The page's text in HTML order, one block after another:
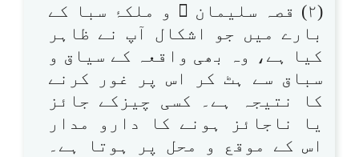
(۲) قصہ سلیمان ؑ و ملکۂ سبا کے
بارے میں جو اشکال آپ نے ظاہر
کیا ہے، وہ بھی واقعہ کے سیاق و
سباق سے ہٹ کر اس پر غور کرنے
کا نتیجہ ہے۔ کسی چیزکے جائز
یا ناجائز ہونے کا دارو مدار
اس کے موقع و محل پر ہوتا ہے۔